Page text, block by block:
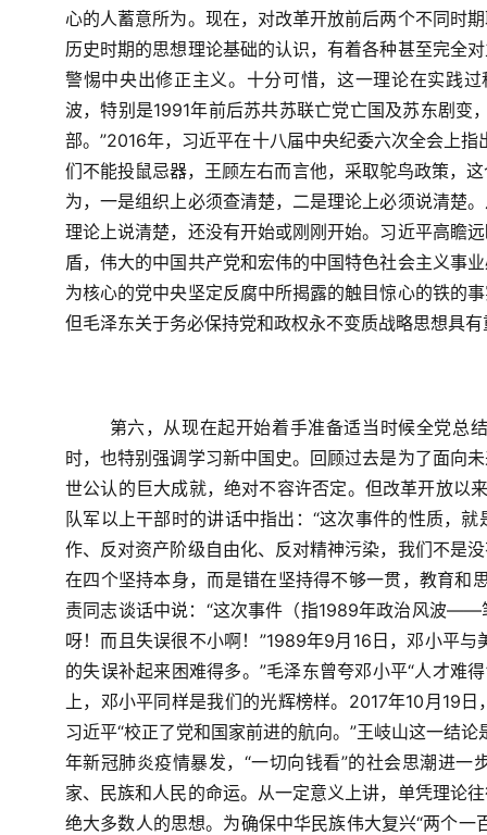
心的人蓄意所为。现在，对改革开放前后两个不同时
历史时期的思想理论基础的认识，有着各种甚至完全
警惕中央出修正主义。十分可惜，这一理论在实践
波，特别是1991年前后苏共苏联亡党亡国及苏东剧变
部。”2016年，习近平在十八届中央纪委六次全会上
们不能投鼠忌器，王顾左右而言他，采取鸵鸟政策，
为，一是组织上必须查清楚，二是理论上必须说清楚
理论上说清楚，还没有开始或刚刚开始。习近平高瞻
盾，伟大的中国共产党和宏伟的中国特色社会主义事
为核心的党中央坚定反腐中所揭露的触目惊心的铁的
但毛泽东关于务必保持党和政权永不变质战略思想具
第六，从现在起开始着手准备适当时候全党总
时，也特别强调学习新中国史。回顾过去是为了面向
世公认的巨大成就，绝对不容许否定。但改革开放以
队军以上干部时的讲话中指出：“这次事件的性质，
作、反对资产阶级自由化、反对精神污染，我们不是
在四个坚持本身，而是错在坚持得不够一贯，教育和
责同志谈话中说：“这次事件（指1989年政治风波——
呀！而且失误很不小啊！”1989年9月 16 日，邓小平与
的失误补起来困难得多。”毛泽东曾夸邓小平“人才难
上，邓小平同样是我们的光辉榜样。 2017年10月 19 日
习近平“校正了党和国家前进的航向。”王岐山这一结
年新冠肺炎疫情暴发，“一切向钱看”的社会思潮进
家、民族和人民的命运。从一定意义上讲，单凭理论
绝大多数人的思想。为确保中华民族伟大复兴“两个